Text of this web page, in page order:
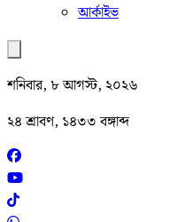
আর্কাইভ
শনিবার, ৮ আগস্ট, ২০২৬
২৪ শ্রাবণ, ১৪৩৩ বঙ্গাব্দ